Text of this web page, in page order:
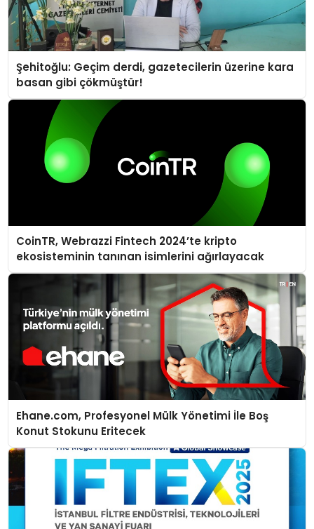
Şehitoğlu: Geçim derdi, gazetecilerin üzerine kara
basan gibi çökmüştür!
CoinTR, Webrazzi Fintech 2024’te kripto
ekosisteminin tanınan isimlerini ağırlayacak
Ehane.com, Profesyonel Mülk Yönetimi İle Boş
Konut Stokunu Eritecek